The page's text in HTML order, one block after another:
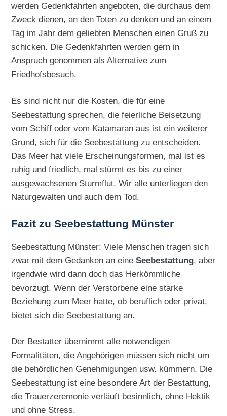
werden Gedenkfahrten angeboten, die durchaus dem
Zweck dienen, an den Toten zu denken und an einem
Tag im Jahr dem geliebten Menschen einen Gruß zu
schicken. Die Gedenkfahrten werden gern in
Anspruch genommen als Alternative zum
Friedhofsbesuch.
Es sind nicht nur die Kosten, die für eine
Seebestattung sprechen, die feierliche Beisetzung
vom Schiff oder vom Katamaran aus ist ein weiterer
Grund, sich für die Seebestattung zu entscheiden.
Das Meer hat viele Erscheinungsformen, mal ist es
ruhig und friedlich, mal stürmt es bis zu einer
ausgewachsenen Sturmflut. Wir alle unterliegen den
Naturgewalten und auch dem Tod.
Fazit zu Seebestattung Münster
Seebestattung Münster: Viele Menschen tragen sich
zwar mit dem Gedanken an eineSeebestattung, aber
irgendwie wird dann doch das Herkömmliche
bevorzugt. Wenn der Verstorbene eine starke
Beziehung zum Meer hatte, ob beruflich oder privat,
bietet sich die Seebestattung an.
Der Bestatter übernimmt alle notwendigen
Formalitäten, die Angehörigen müssen sich nicht um
die behördlichen Genehmigungen usw. kümmern. Die
Seebestattung ist eine besondere Art der Bestattung,
die Trauerzeremonie verläuft besinnlich, ohne Hektik
und ohne Stress.